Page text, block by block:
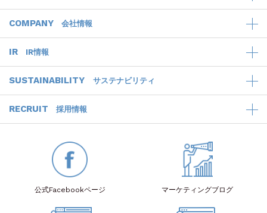
COMPANY 会社情報
IR IR情報
SUSTAINABILITY サステナビリティ
RECRUIT 採用情報
公式Facebookページ マーケティングブログ